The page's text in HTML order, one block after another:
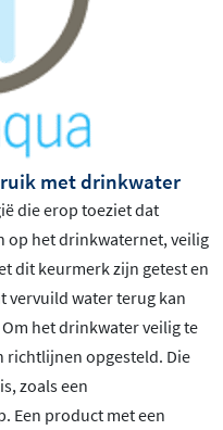
met drinkwater
die erop toeziet dat
op het drinkwaternet, veilig
dit keurmerk zijn getest en
vervuild water terug kan
het drinkwater veilig te
richtlijnen opgesteld. Die
zoals een
Een product met een